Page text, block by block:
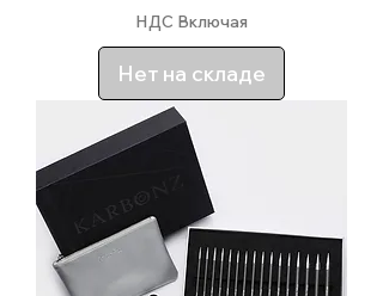
НДС Включая
Нет на складе